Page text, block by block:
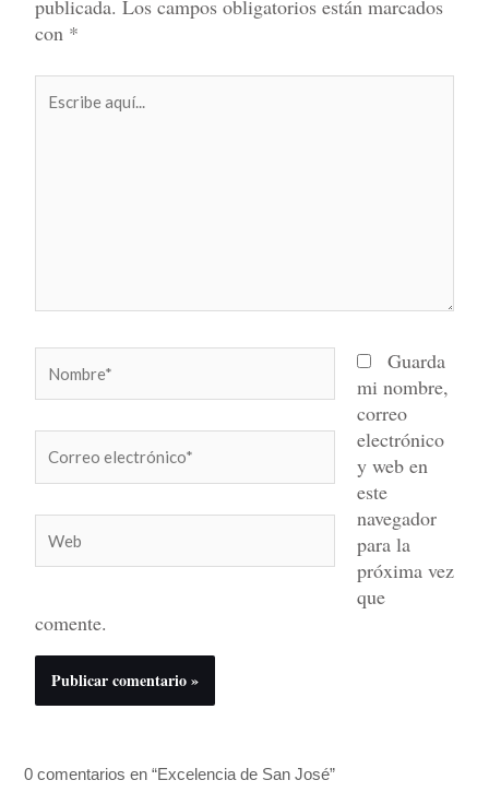
publicada. Los campos obligatorios están marcados
con *
aquí...
electrónico*
Guarda
mi nombre,
correo
electrónico
y web en
este
navegador
para la
próxima vez
que
comente.
0 comentarios en “Excelencia de San José”